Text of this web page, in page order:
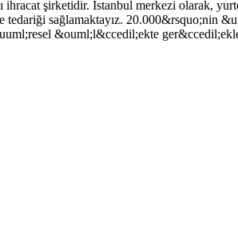
şirketidir. İstanbul merkezi olarak,
sağlamaktayız. 20.000&rsquo;nin
&ouml;l&ccedil;ekte